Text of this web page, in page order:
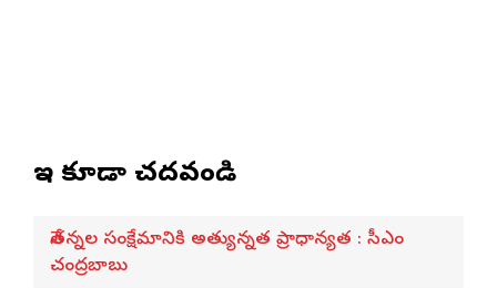
ఇవి కూడా చదవండి
నేతన్నల సంక్షేమానికి అత్యున్నత ప్రాధాన్యత : సీఎం
చంద్రబాబు